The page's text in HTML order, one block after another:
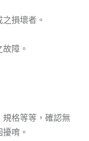
損壞者。
障。
規格等等，確認無
唷。